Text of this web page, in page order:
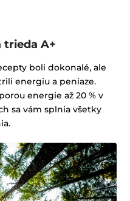
trieda A+
boli dokonalé, ale
energiu a peniaze.
energie až 20 % v
sa vám splnia všetky